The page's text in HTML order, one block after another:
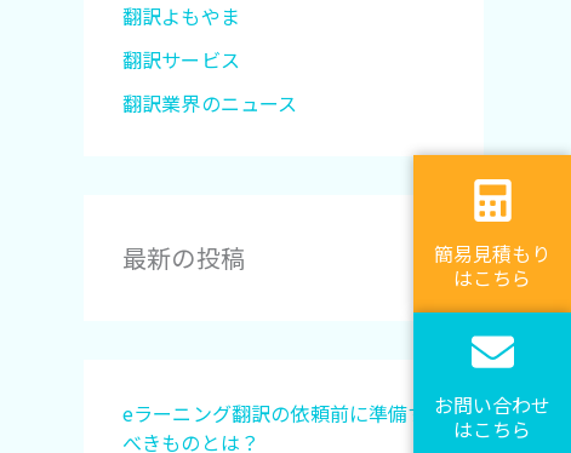
翻訳よもやま
翻訳サービス
翻訳業界のニュース
最新の投稿
eラーニング翻訳の依頼前に準備す
べきものとは？
簡易見積もり
はこちら
お問い合わせ
はこちら